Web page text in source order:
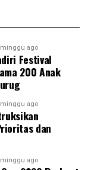
minggu ago
Festival
200 Anak
minggu ago
dan
minggu ago